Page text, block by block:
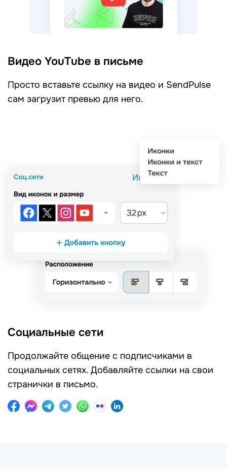
Видео YouTube в письме
Просто вставьте ссылку на видео и SendPulse
сам загрузит превью для него.
Социальные сети
Продолжайте общение с подписчиками в
социальных сетях. Добавляйте ссылки на свои
странички в письмо.